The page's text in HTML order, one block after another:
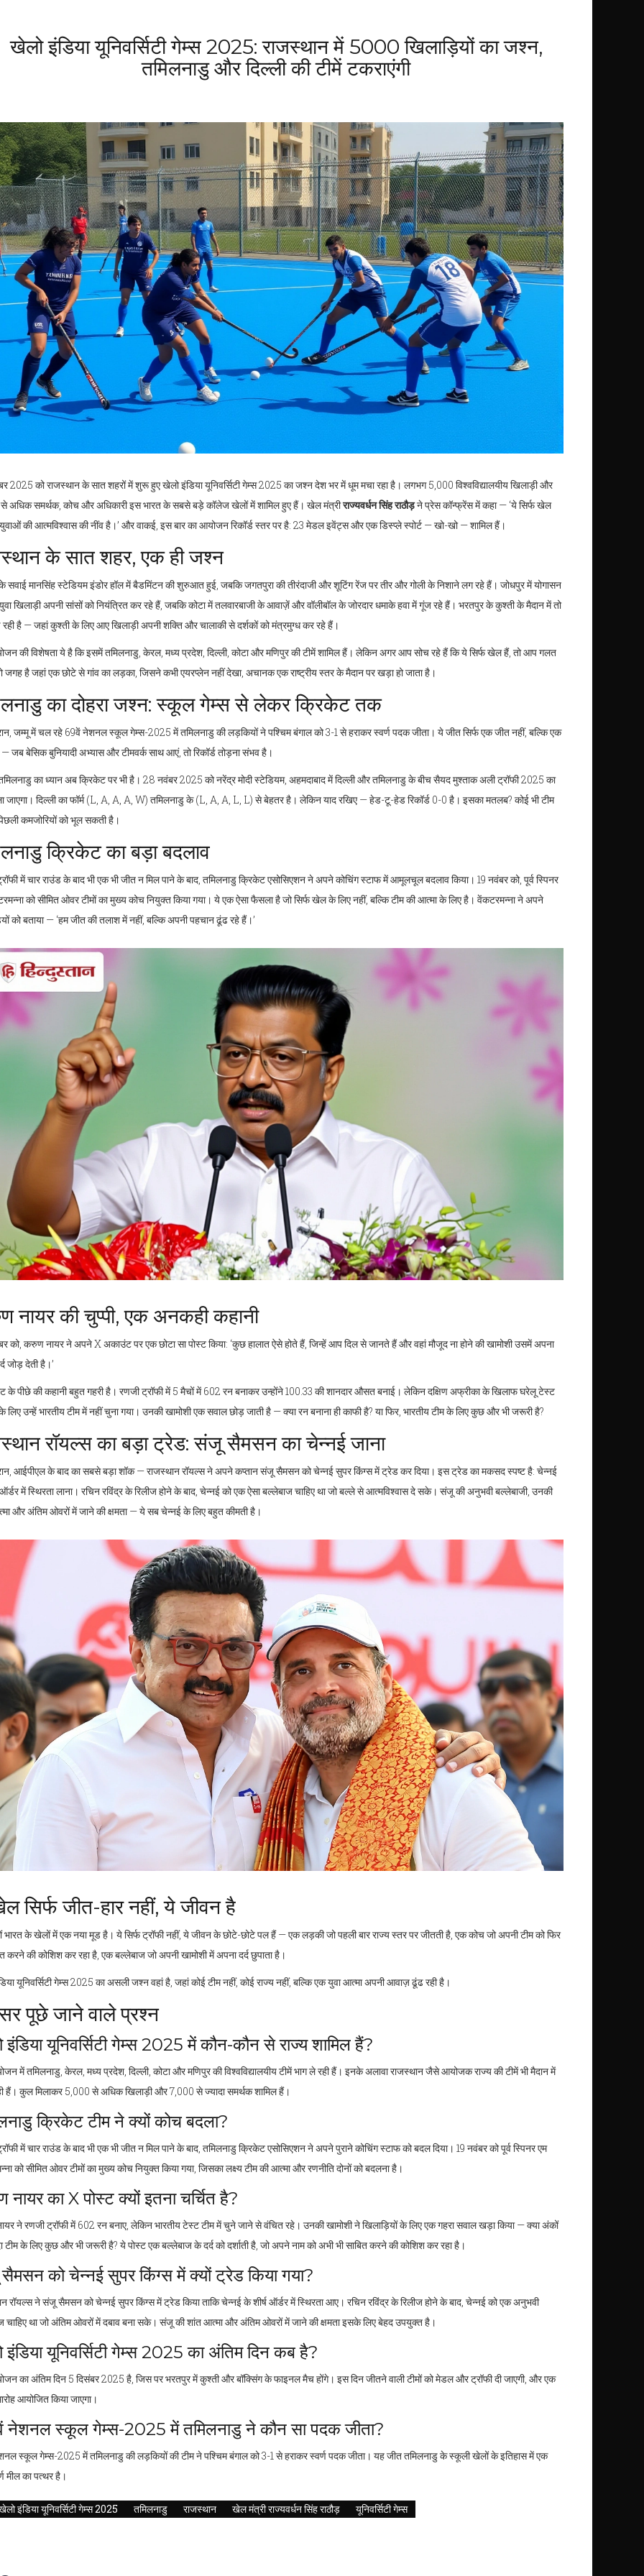
खेलो इंडिया यूनिवर्सिटी गेम्स 2025: राजस्थान में 5000 खिलाड़ियों का जश्न,
तमिलनाडु और दिल्ली की टीमें टकराएंगी
2025 को राजस्थान के सात शहरों में शुरू हुएखेलो इंडिया यूनिवर्सिटी गेम्स 2025 का जश्न देश भर में धूम मचा रहा है। लगभग 5,000 विश्वविद्यालयीय खिलाड़ी और
अधिक समर्थक, कोच और अधिकारी इस भारत के सबसे बड़े कॉलेज खेलों में शामिल हुए हैं। खेल मंत्रीराज्यवर्धन सिंह राठौड़ने प्रेस कॉन्फ्रेंस में कहा — ‘ये सिर्फ खेल
की आत्मविश्वास की नींव है।’ और वाकई, इस बार का आयोजन रिकॉर्ड स्तर पर है: 23 मेडल इवेंट्स और एक डिस्प्ले स्पोर्ट — खो-खो — शामिल हैं।
के सात शहर, एक ही जश्न
सवाई मानसिंह स्टेडियम इंडोर हॉलमें बैडमिंटन की शुरुआत हुई, जबकि जगतपुरा की तीरंदाजी और शूटिंग रेंज पर तीर और गोली के निशाने लग रहे हैं। जोधपुर में योगासन
खिलाड़ी अपनी सांसों को नियंत्रित कर रहे हैं, जबकि कोटा में तलवारबाजी के आवाज़ें और वॉलीबॉल के जोरदार धमाके हवा में गूंज रहे हैं। भरतपुर के कुश्ती के मैदान में तो
है — जहां कुश्ती के लिए आए खिलाड़ी अपनी शक्ति और चालाकी से दर्शकों को मंत्रमुग्ध कर रहे हैं।
की विशेषता ये है कि इसमें तमिलनाडु, केरल, मध्य प्रदेश, दिल्ली, कोटा और मणिपुर की टीमें शामिल हैं। लेकिन अगर आप सोच रहे हैं कि ये सिर्फ खेल हैं, तो आप गलत
जगह है जहां एक छोटे से गांव का लड़का, जिसने कभी एयरप्लेन नहीं देखा, अचानक एक राष्ट्रीय स्तर के मैदान पर खड़ा हो जाता है।
का दोहरा जश्न: स्कूल गेम्स से लेकर क्रिकेट तक
जम्मूमें चल रहे 69वें नेशनल स्कूल गेम्स-2025 में तमिलनाडु की लड़कियों ने पश्चिम बंगाल को 3-1 से हराकर स्वर्ण पदक जीता। ये जीत सिर्फ एक जीत नहीं, बल्कि एक
जब बेसिक बुनियादी अभ्यास और टीमवर्क साथ आएं, तो रिकॉर्ड तोड़ना संभव है।
का ध्यान अब क्रिकेट पर भी है। 28 नवंबर 2025 कोनरेंद्र मोदी स्टेडियम, अहमदाबादमें दिल्ली और तमिलनाडु के बीचसैयद मुश्ताक अली ट्रॉफी 2025 का
जाएगा। दिल्ली का फॉर्म (L, A, A, A, W) तमिलनाडु के (L, A, A, L, L) से बेहतर है। लेकिन याद रखिए — हेड-टू-हेड रिकॉर्ड 0-0 है। इसका मतलब? कोई भी टीम
कमजोरियों को भूल सकती है।
क्रिकेट का बड़ा बदलाव
में चार राउंड के बाद भी एक भी जीत न मिल पाने के बाद, तमिलनाडु क्रिकेट एसोसिएशनने अपने कोचिंग स्टाफ में आमूलचूल बदलाव किया। 19 नवंबर को, पूर्व स्पिनर
को सीमित ओवर टीमों का मुख्य कोच नियुक्त किया गया। ये एक ऐसा फैसला है जो सिर्फ खेल के लिए नहीं, बल्कि टीम की आत्मा के लिए है। वेंकटरमन्ना ने अपने
को बताया — ‘हम जीत की तलाश में नहीं, बल्कि अपनी पहचान ढूंढ रहे हैं।’
नायर की चुप्पी, एक अनकही कहानी
को, करुण नायरने अपने X अकाउंट पर एक छोटा सा पोस्ट किया: ‘कुछ हालात ऐसे होते हैं, जिन्हें आप दिल से जानते हैं और वहां मौजूद ना होने की खामोशी उसमें अपना
जोड़ देती है।’
के पीछे की कहानी बहुत गहरी है। रणजी ट्रॉफी में 5 मैचों में 602 रन बनाकर उन्होंने 100.33 की शानदार औसत बनाई। लेकिन दक्षिण अफ्रीका के खिलाफ घरेलू टेस्ट
लिए उन्हें भारतीय टीम में नहीं चुना गया। उनकी खामोशी एक सवाल छोड़ जाती है — क्या रन बनाना ही काफी है? या फिर, भारतीय टीम के लिए कुछ और भी जरूरी है?
रॉयल्स का बड़ा ट्रेड: संजू सैमसन का चेन्नई जाना
आईपीएल के बाद का सबसे बड़ा शॉक —राजस्थान रॉयल्सने अपने कप्तानसंजू सैमसनकोचेन्नई सुपर किंग्समें ट्रेड कर दिया। इस ट्रेड का मकसद स्पष्ट है: चेन्नई
में स्थिरता लाना। रचिन रविंद्र के रिलीज होने के बाद, चेन्नई को एक ऐसा बल्लेबाज चाहिए था जो बल्ले से आत्मविश्वास दे सके। संजू की अनुभवी बल्लेबाजी, उनकी
और अंतिम ओवरों में जाने की क्षमता — ये सब चेन्नई के लिए बहुत कीमती है।
सिर्फ जीत-हार नहीं, ये जीवन है
भारत के खेलों में एक नया मूड है। ये सिर्फ ट्रॉफी नहीं, ये जीवन के छोटे-छोटे पल हैं — एक लड़की जो पहली बार राज्य स्तर पर जीतती है, एक कोच जो अपनी टीम को फिर
करने की कोशिश कर रहा है, एक बल्लेबाज जो अपनी खामोशी में अपना दर्द छुपाता है।
यूनिवर्सिटी गेम्स 2025 का असली जश्न वहां है, जहां कोई टीम नहीं, कोई राज्य नहीं, बल्कि एक युवा आत्मा अपनी आवाज़ ढूंढ रही है।
पूछे जाने वाले प्रश्न
यूनिवर्सिटी गेम्स 2025 में कौन-कौन से राज्य शामिल हैं?
में तमिलनाडु, केरल, मध्य प्रदेश, दिल्ली, कोटा और मणिपुर की विश्वविद्यालयीय टीमें भाग ले रही हैं। इनके अलावा राजस्थान जैसे आयोजक राज्य की टीमें भी मैदान में
हैं। कुल मिलाकर 5,000 से अधिक खिलाड़ी और 7,000 से ज्यादा समर्थक शामिल हैं।
क्रिकेट टीम ने क्यों कोच बदला?
में चार राउंड के बाद भी एक भी जीत न मिल पाने के बाद, तमिलनाडु क्रिकेट एसोसिएशन ने अपने पुराने कोचिंग स्टाफ को बदल दिया। 19 नवंबर को पूर्व स्पिनर एम
को सीमित ओवर टीमों का मुख्य कोच नियुक्त किया गया, जिसका लक्ष्य टीम की आत्मा और रणनीति दोनों को बदलना है।
का X पोस्ट क्यों इतना चर्चित है?
ने रणजी ट्रॉफी में 602 रन बनाए, लेकिन भारतीय टेस्ट टीम में चुने जाने से वंचित रहे। उनकी खामोशी ने खिलाड़ियों के लिए एक गहरा सवाल खड़ा किया — क्या अंकों
टीम के लिए कुछ और भी जरूरी है? ये पोस्ट एक बल्लेबाज के दर्द को दर्शाती है, जो अपने नाम को अभी भी साबित करने की कोशिश कर रहा है।
को चेन्नई सुपर किंग्स में क्यों ट्रेड किया गया?
रॉयल्स ने संजू सैमसन को चेन्नई सुपर किंग्स में ट्रेड किया ताकि चेन्नई के शीर्ष ऑर्डर में स्थिरता आए। रचिन रविंद्र के रिलीज होने के बाद, चेन्नई को एक अनुभवी
चाहिए था जो अंतिम ओवरों में दबाव बना सके। संजू की शांत आत्मा और अंतिम ओवरों में जाने की क्षमता इसके लिए बेहद उपयुक्त है।
यूनिवर्सिटी गेम्स 2025 का अंतिम दिन कब है?
का अंतिम दिन 5 दिसंबर 2025 है, जिस पर भरतपुर में कुश्ती और बॉक्सिंग के फाइनल मैच होंगे। इस दिन जीतने वाली टीमों को मेडल और ट्रॉफी दी जाएगी, और एक
आयोजित किया जाएगा।
नेशनल स्कूल गेम्स-2025 में तमिलनाडु ने कौन सा पदक जीता?
स्कूल गेम्स-2025 में तमिलनाडु की लड़कियों की टीम ने पश्चिम बंगाल को 3-1 से हराकर स्वर्ण पदक जीता। यह जीत तमिलनाडु के स्कूली खेलों के इतिहास में एक
मील का पत्थर है।
इंडिया यूनिवर्सिटी गेम्स 2025 तमिलनाडु राजस्थान खेल मंत्री राज्यवर्धन सिंह राठौड़ यूनिवर्सिटी गेम्स